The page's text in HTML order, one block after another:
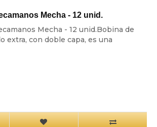
Mecha - 12 unid.
Mecha - 12 unid.Bobina de
extra, con doble capa, es una